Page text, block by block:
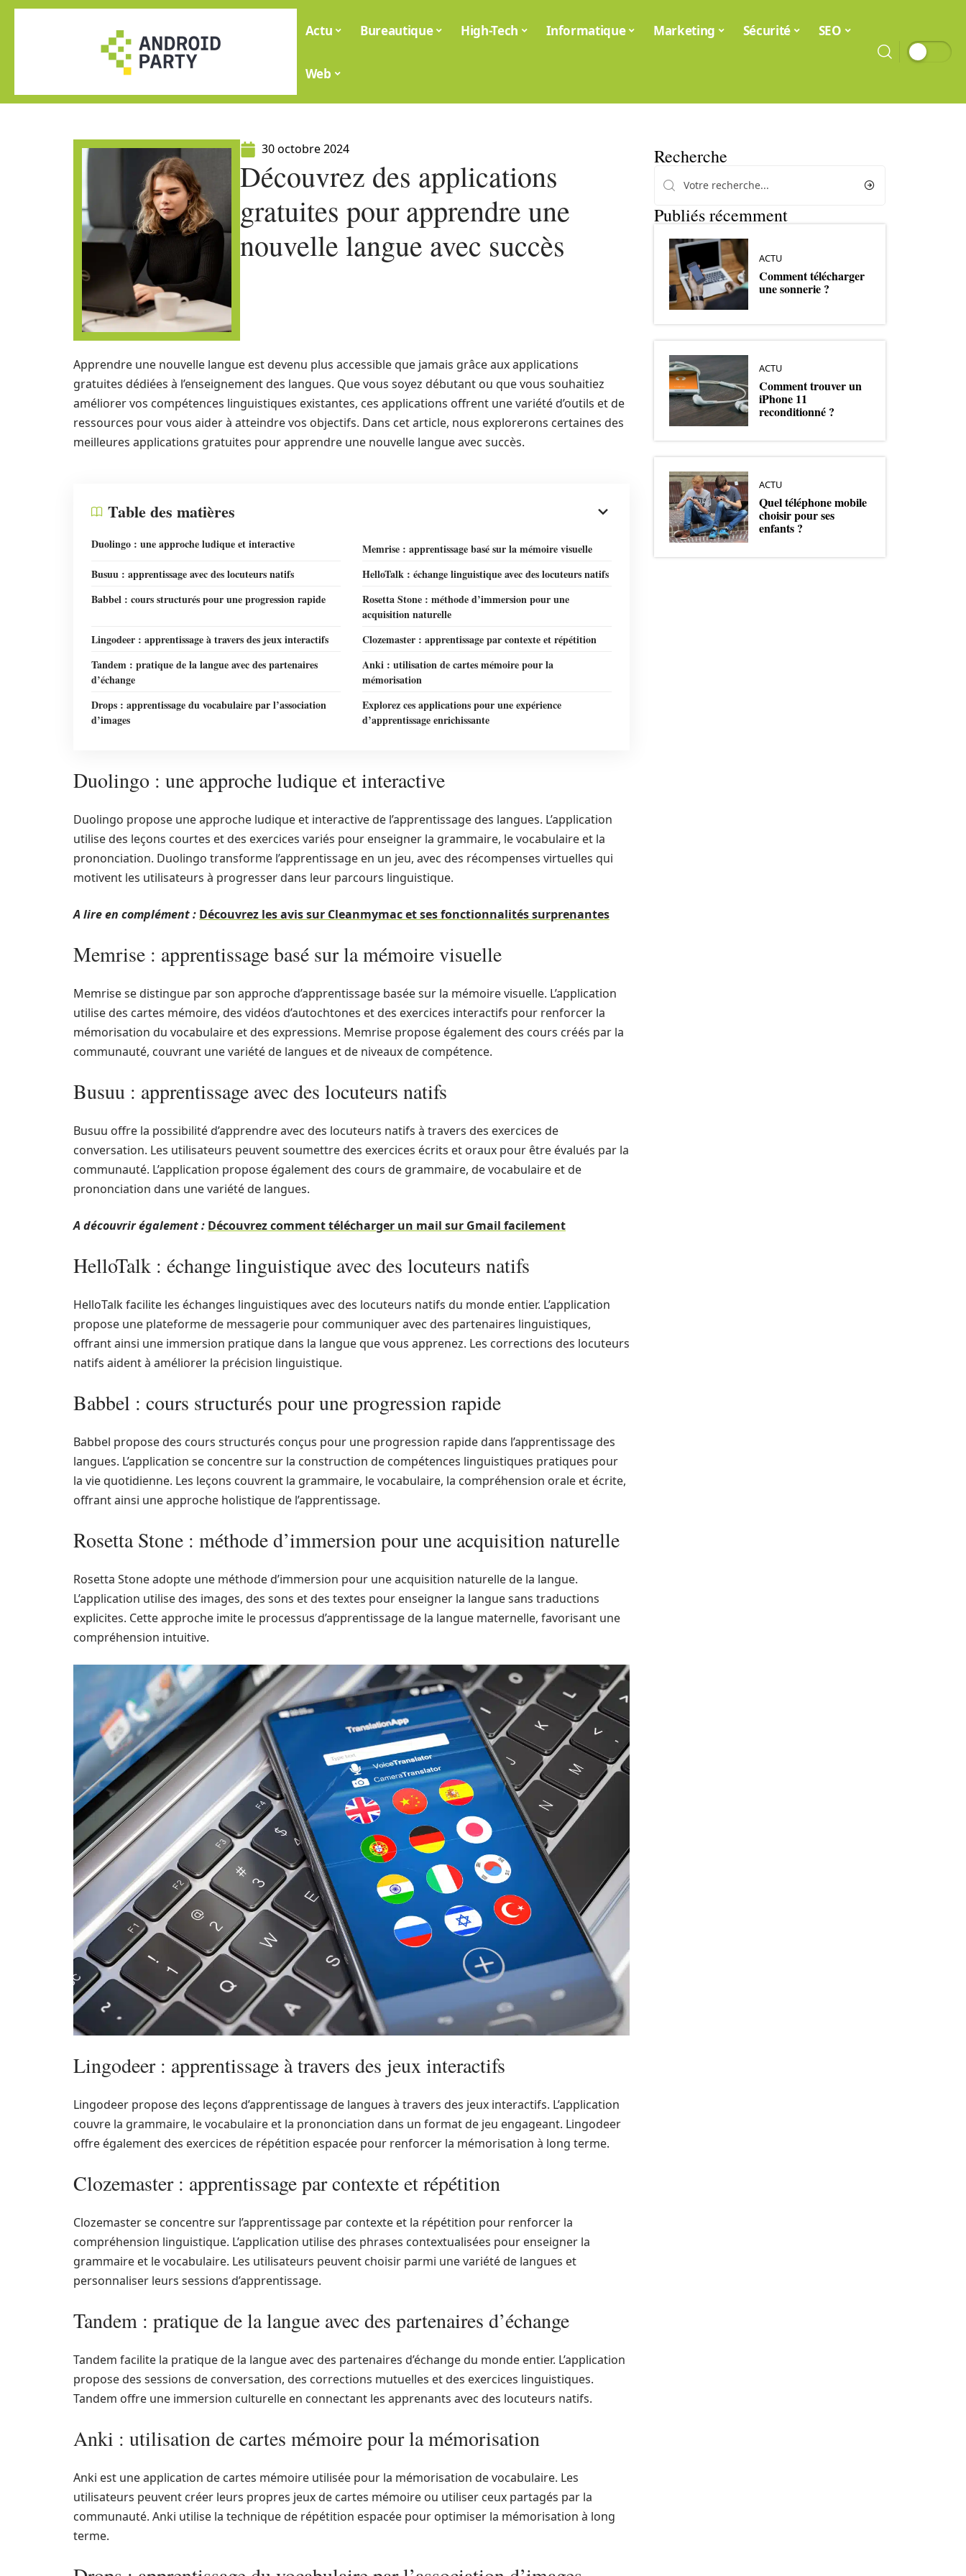
Actu Bureautique High-Tech Informatique Marketing Sécurité SEO
Web
30 octobre 2024
Découvrez des applications
gratuites pour apprendre une
nouvelle langue avec succès
Apprendre une nouvelle langue est devenu plus accessible que jamais grâce aux applications
gratuites dédiées à l’enseignement des langues. Que vous soyez débutant ou que vous souhaitiez
améliorer vos compétences linguistiques existantes, ces applications offrent une variété d’outils et de
ressources pour vous aider à atteindre vos objectifs. Dans cet article, nous explorerons certaines des
meilleures applications gratuites pour apprendre une nouvelle langue avec succès.
Table des matières
Duolingo : une approche ludique et interactive
Memrise : apprentissage basé sur la mémoire visuelle
Busuu : apprentissage avec des locuteurs natifs
HelloTalk : échange linguistique avec des locuteurs natifs
Babbel : cours structurés pour une progression rapide
Rosetta Stone : méthode d’immersion pour une
acquisition naturelle
Lingodeer : apprentissage à travers des jeux interactifs
Clozemaster : apprentissage par contexte et répétition
Tandem : pratique de la langue avec des partenaires
d’échange
Anki : utilisation de cartes mémoire pour la
mémorisation
Drops : apprentissage du vocabulaire par l’association
d’images
Explorez ces applications pour une expérience
d’apprentissage enrichissante
Duolingo : une approche ludique et interactive
Duolingo propose une approche ludique et interactive de l’apprentissage des langues. L’application
utilise des leçons courtes et des exercices variés pour enseigner la grammaire, le vocabulaire et la
prononciation. Duolingo transforme l’apprentissage en un jeu, avec des récompenses virtuelles qui
motivent les utilisateurs à progresser dans leur parcours linguistique.
A lire en complément : Découvrez les avis sur Cleanmymac et ses fonctionnalités surprenantes
Memrise : apprentissage basé sur la mémoire visuelle
Memrise se distingue par son approche d’apprentissage basée sur la mémoire visuelle. L’application
utilise des cartes mémoire, des vidéos d’autochtones et des exercices interactifs pour renforcer la
mémorisation du vocabulaire et des expressions. Memrise propose également des cours créés par la
communauté, couvrant une variété de langues et de niveaux de compétence.
Busuu : apprentissage avec des locuteurs natifs
Busuu offre la possibilité d’apprendre avec des locuteurs natifs à travers des exercices de
conversation. Les utilisateurs peuvent soumettre des exercices écrits et oraux pour être évalués par la
communauté. L’application propose également des cours de grammaire, de vocabulaire et de
prononciation dans une variété de langues.
A découvrir également : Découvrez comment télécharger un mail sur Gmail facilement
HelloTalk : échange linguistique avec des locuteurs natifs
HelloTalk facilite les échanges linguistiques avec des locuteurs natifs du monde entier. L’application
propose une plateforme de messagerie pour communiquer avec des partenaires linguistiques,
offrant ainsi une immersion pratique dans la langue que vous apprenez. Les corrections des locuteurs
natifs aident à améliorer la précision linguistique.
Babbel : cours structurés pour une progression rapide
Babbel propose des cours structurés conçus pour une progression rapide dans l’apprentissage des
langues. L’application se concentre sur la construction de compétences linguistiques pratiques pour
la vie quotidienne. Les leçons couvrent la grammaire, le vocabulaire, la compréhension orale et écrite,
offrant ainsi une approche holistique de l’apprentissage.
Rosetta Stone : méthode d’immersion pour une acquisition naturelle
Rosetta Stone adopte une méthode d’immersion pour une acquisition naturelle de la langue.
L’application utilise des images, des sons et des textes pour enseigner la langue sans traductions
explicites. Cette approche imite le processus d’apprentissage de la langue maternelle, favorisant une
compréhension intuitive.
Lingodeer : apprentissage à travers des jeux interactifs
Lingodeer propose des leçons d’apprentissage de langues à travers des jeux interactifs. L’application
couvre la grammaire, le vocabulaire et la prononciation dans un format de jeu engageant. Lingodeer
offre également des exercices de répétition espacée pour renforcer la mémorisation à long terme.
Clozemaster : apprentissage par contexte et répétition
Clozemaster se concentre sur l’apprentissage par contexte et la répétition pour renforcer la
compréhension linguistique. L’application utilise des phrases contextualisées pour enseigner la
grammaire et le vocabulaire. Les utilisateurs peuvent choisir parmi une variété de langues et
personnaliser leurs sessions d’apprentissage.
Tandem : pratique de la langue avec des partenaires d’échange
Tandem facilite la pratique de la langue avec des partenaires d’échange du monde entier. L’application
propose des sessions de conversation, des corrections mutuelles et des exercices linguistiques.
Tandem offre une immersion culturelle en connectant les apprenants avec des locuteurs natifs.
Anki : utilisation de cartes mémoire pour la mémorisation
Anki est une application de cartes mémoire utilisée pour la mémorisation de vocabulaire. Les
utilisateurs peuvent créer leurs propres jeux de cartes mémoire ou utiliser ceux partagés par la
communauté. Anki utilise la technique de répétition espacée pour optimiser la mémorisation à long
terme.
Recherche
Publiés récemment
ACTU
Comment télécharger
une sonnerie ?
ACTU
Comment trouver un
iPhone 11
reconditionné ?
ACTU
Quel téléphone mobile
choisir pour ses
enfants ?